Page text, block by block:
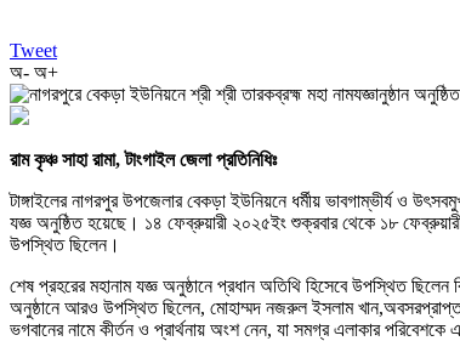
Tweet
অ- অ+
রাম কৃঞ্চ সাহা রামা, টাংগাইল জেলা প্রতিনিধিঃ
টাঙ্গাইলের নাগরপুর উপজেলার বেকড়া ইউনিয়নে ধর্মীয় ভাবগাম্ভীর্য ও
যজ্ঞ অনুষ্ঠিত হয়েছে। ১৪ ফেব্রুয়ারী ২০২৫ইং শুক্রবার থেকে ১৮ ফেব্রুয়ারী
উপস্থিত ছিলেন।
শেষ প্রহরের মহানাম যজ্ঞ অনুষ্ঠানে প্রধান অতিথি হিসেবে উপস্থিত
অনুষ্ঠানে আরও উপস্থিত ছিলেন, মোহাম্মদ নজরুল ইসলাম খান,অবসরপ্রাপ্ত
ভগবানের নামে কীর্তন ও প্রার্থনায় অংশ নেন, যা সমগ্র এলাকার পরিবেশকে